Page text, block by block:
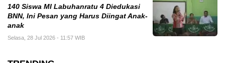
140 Siswa MI Labuhanratu 4 Diedukasi
BNN, Ini Pesan yang Harus Diingat Anak-
anak
Selasa, 28 Jul 2026 - 11:57 WIB